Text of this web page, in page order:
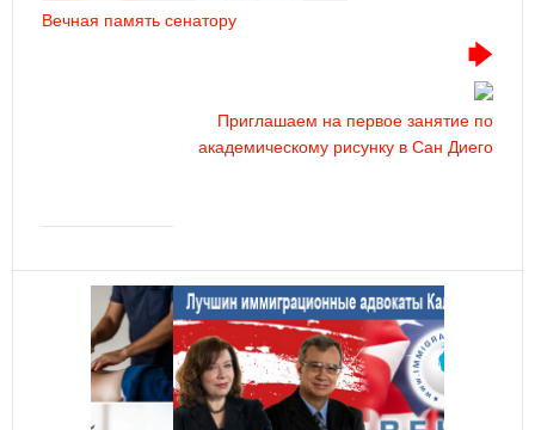
Вечная память сенатору
Приглашаем на первое занятие по
академическому рисунку в Сан Диего